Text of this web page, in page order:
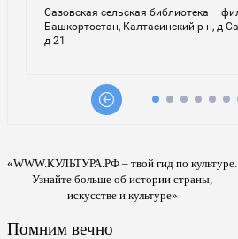
«WWW.КУЛЬТУРА.РФ – твой гид по культуре.
Узнайте больше об истории страны,
искусстве и культуре»
Помним вечно